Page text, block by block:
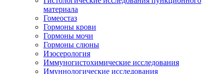
материала
Гомеостаз
Гормоны крови
Гормоны мочи
Гормоны слюны
Изосерология
Иммуногистохимические исследования
Имуннологические исследования